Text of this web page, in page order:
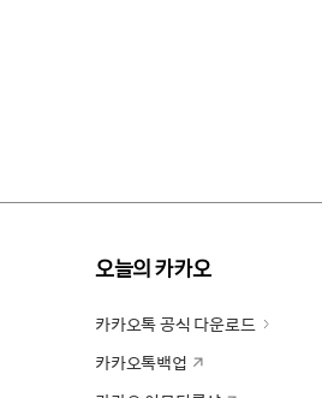
오늘의 카카오
카카오톡 공식 다운로드
카카오톡백업